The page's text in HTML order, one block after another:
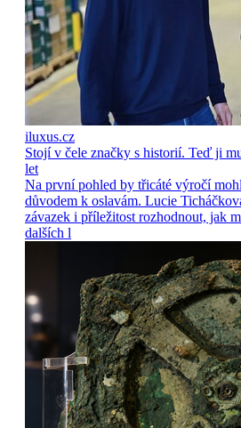
iluxus.cz
Stojí v čele značky s historií. Teď ji
let
Na první pohled by třicáté výročí
důvodem k oslavám. Lucie
závazek i příležitost rozhodnout, jak
dalších l